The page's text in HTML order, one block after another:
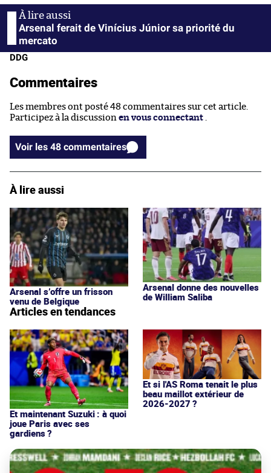
Arsenal ferait de Vinícius Júnior sa priorité du
mercato
DDG
Commentaires
Les membres ont posté 48 commentaires sur cet article.
Participez à la discussion en vous connectant .
Voir les 48 commentaires
À lire aussi
Arsenal s’offre un frisson
venu de Belgique
Arsenal donne des nouvelles
de William Saliba
Articles en tendances
Et maintenant Suzuki : à quoi
joue Paris avec ses
gardiens ?
Et si l'AS Roma tenait le plus
beau maillot extérieur de
2026-2027 ?